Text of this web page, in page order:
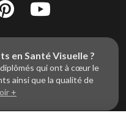
en Santé Visuelle ?
qui ont à cœur le
ainsi que la qualité de
+